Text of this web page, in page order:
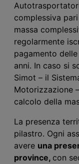
complessiva
massa
regolarmente
pagamento
anni. In caso si
Simot – il
Motorizzazione
calcolo della
La presenza
pilastro. Ogni
avere una
province, con